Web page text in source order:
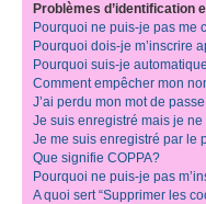
Problèmes d’identification
Pourquoi ne puis-je pas me
Pourquoi dois-je m’inscrire
Pourquoi suis-je
Comment empêcher mon
J’ai perdu mon mot de
Je suis enregistré mais je
Je me suis enregistré par le
Que signifie COPPA?
Pourquoi ne puis-je pas
A quoi sert “Supprimer les